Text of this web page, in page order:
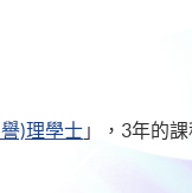
)理學士 」，3年的